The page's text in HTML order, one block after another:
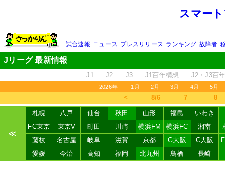
スマー
試合速報 ニュース プレスリリース ランキング 故障者
Jリーグ 最新情報
J1 J2 J3 J1百年構想 J2・J3百
2026年 1月 2月 3月 4月 5月
＜ 8/6 7 8
≪
札幌 八戸 仙台 秋田 山形 福島
いわき
FC東京
東京V 町田 川崎 横浜FM 横浜FC 湘南
藤枝
名古屋 岐阜 滋賀 京都 G大阪 C大阪
愛媛
今治 高知 福岡 北九州 鳥栖 長崎